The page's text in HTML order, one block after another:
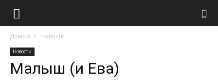
Домой Новости
Новости
Малыш (и Ева)